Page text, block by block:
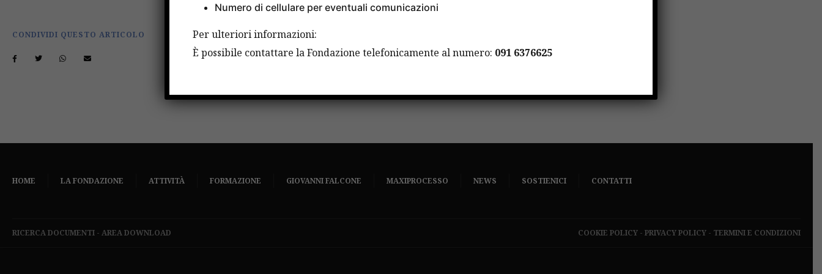
CONDIVIDI QUESTO ARTICOLO
HOME LA FONDAZIONE ATTIVITÀ FORMAZIONE GIOVANNI FALCONE MAXIPROCESSO NEWS SOSTIENICI CONTATTI
RICERCA DOCUMENTI - AREA DOWNLOAD COOKIE POLICY - PRIVACY POLICY - TERMINI E CONDIZIONI
Numero di cellulare per eventuali comunicazioni
Per ulteriori informazioni:
È possibile contattare la Fondazione telefonicamente al numero: 091 6376625